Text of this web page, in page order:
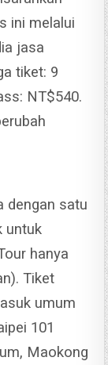
ini melalui
jasa
tiket: 9
NT$540.
dengan satu
untuk
hanya
Tiket
umum
101
Maokong